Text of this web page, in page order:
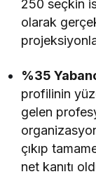
250 seçkin
olarak
%35
profilinin
gelen
çıkıp
net kanıtı